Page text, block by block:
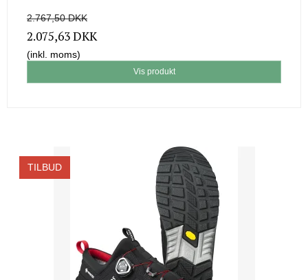
2.767,50 DKK
2.075,63 DKK
(inkl. moms)
Vis produkt
TILBUD